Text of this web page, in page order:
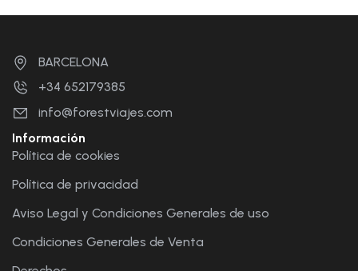
BARCELONA
+34 652179385
info@forestviajes.com
Información
Política de cookies
Política de privacidad
Aviso Legal y Condiciones Generales de uso
Condiciones Generales de Venta